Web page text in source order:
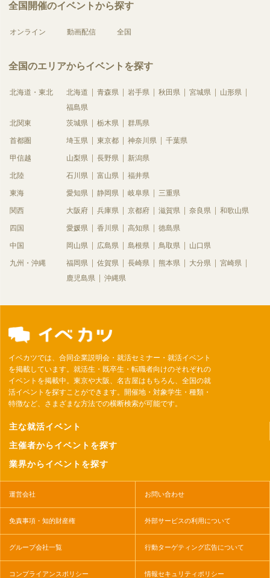
全国開催のイベントから探す
オンライン 動画配信 全国
全国のエリアからイベントを探す
北海道・東北 北海道 青森県 岩手県 秋田県 宮城県
山形県
福島県
北関東
茨城県 栃木県 群馬県
首都圏 埼玉県 東京都 神奈川県 千葉県
甲信越 山梨県 長野県 新潟県
北陸 石川県 富山県 福井県
東海 愛知県 静岡県 岐阜県 三重県
関西 大阪府 兵庫県 京都府 滋賀県 奈良県 和歌山県
四国 愛媛県 香川県 高知県 徳島県
中国 岡山県 広島県 島根県 鳥取県 山口県
九州・沖縄 福岡県 佐賀県 長崎県 熊本県 大分県
宮崎県
鹿児島県
沖縄県
イベカツでは、合同企業説明会・就活セミナー・就活イベント
を掲載しています。就活生・既卒生・転職者向けのそれぞれの
イベントを掲載中。東京や大阪、名古屋はもちろん、全国の就
活イベントを探すことができます。開催地・対象学生・種類・
特徴など、さまざまな方法での横断検索が可能です。
主な就活イベント
主催者からイベントを探す
業界からイベントを探す
運営会社 お問い合わせ
免責事項・知的財産権 外部サービスの利用について
グループ会社一覧 行動ターゲティング広告について
コンプライアンスポリシー 情報セキュリティポリシー